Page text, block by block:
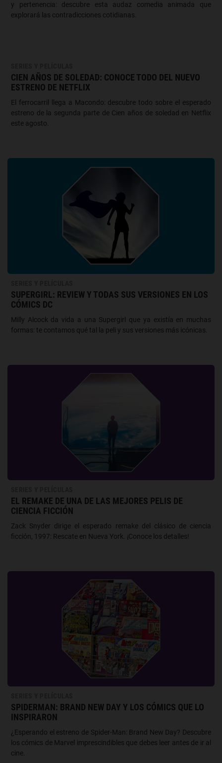
y pertenencia: descubre esta audaz comedia animada que
explorará las contradicciones cotidianas.
CIEN AÑOS DE SOLEDAD: CONOCE TODO DEL NUEVO
ESTRENO DE NETFLIX
El ferrocarril llega a Macondo: descubre todo sobre el esperado
estreno de la segunda parte de Cien años de soledad en Netflix
este agosto.
SUPERGIRL: REVIEW Y TODAS SUS VERSIONES EN LOS
CÓMICS DC
Milly Alcock da vida a una Supergirl que ya existía en muchas
formas: te contamos qué tal la peli y sus versiones más icónicas.
EL REMAKE DE UNA DE LAS MEJORES PELIS DE
CIENCIA FICCIÓN
Zack Snyder dirige el esperado remake del clásico de ciencia
ficción, 1997: Rescate en Nueva York. ¡Conoce los detalles!
SPIDERMAN: BRAND NEW DAY Y LOS CÓMICS QUE LO
INSPIRARON
¿Esperando el estreno de Spider-Man: Brand New Day? Descubre
los cómics de Marvel imprescindibles que debes leer antes de ir al
cine.